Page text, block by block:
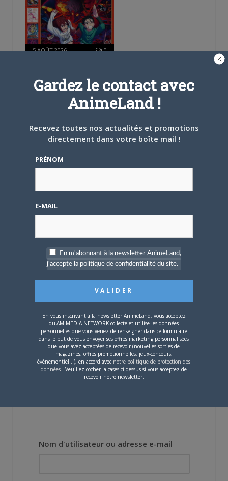
5 AOÛT 2026 0
disponible !
4 AOÛT 2026
pour 2027
4 JUILLET 2026
Lors des prémices du
projet, il était déjà
mieux le manga
originel.»
Vous devezvous connecterpour laisser un
commentaire.
Nom d'utilisateur ou adresse e-mail
Gardez le contact avec
AnimeLand !
Recevez toutes nos actualités et promotions
directement dans votre boîte mail !
PRÉNOM
E-MAIL
En m'abonnant à la newsletter AnimeLand,
j'accepte la politique de confidentialité du site.
En vous inscrivant à la newsletter AnimeLand, vous acceptez
qu'AM MEDIA NETWORK collecte et utilise les données
personnelles que vous venez de renseigner dans ce formulaire
dans le but de vous envoyer ses offres marketing personnalisées
que vous avez acceptées de recevoir (nouvelles sorties de
magazines, offres promotionnelles, jeux-concours,
événementiel...), en accord avec notre politique de protection des
données . Veuillez cocher la cases ci-dessus si vous acceptez de
recevoir notre newsletter.